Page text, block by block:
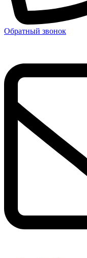
Обратный звонок